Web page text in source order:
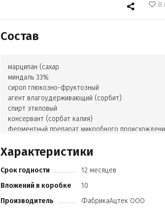
В
Состав
марципан (сахар
миндаль 33%
сироп глюкозно-фруктозный
агент влагоудерживающий (сорбит)
спирт этиловый
консервант (сорбат калия)
ферментный препарат микробного
регулятор кислотности (лимонная кислота))
шоколад темный (сахар
какао тертое
масло какао
эмульгаторы (лецитин соевый
Е476)
Характеристики
Срок годности
12 месяцев
Вложений в коробке
10
Производитель
ФабрикаАцтек ООО